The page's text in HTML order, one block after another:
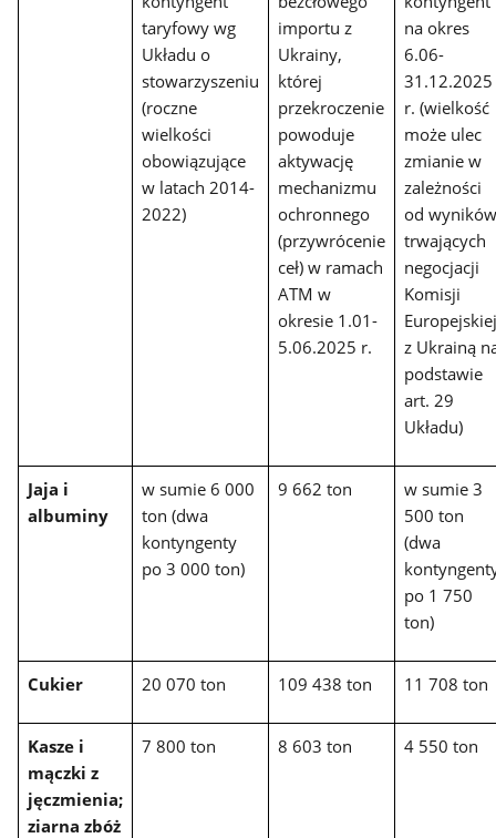
taryfowy wg
Układu o
stowarzyszeniu
(roczne
wielkości
obowiązujące
w latach 2014-
2022)
importu z
Ukrainy,
której
przekroczenie
powoduje
aktywację
mechanizmu
ochronnego
(przywrócenie
ceł) w ramach
ATM w
okresie 1.01-
5.06.2025 r.
na okres
6.06-
31.12.2025
r. (wielkość
może ulec
zmianie w
zależności
od
trwających
negocjacji
Komisji
z Ukrainą
podstawie
art. 29
Układu)
Jaja i
albuminy
w sumie 6 000
ton (dwa
kontyngenty
po 3 000 ton)
9 662 ton
w sumie 3
500 ton
(dwa
po 1 750
ton)
Cukier 20 070 ton 109 438 ton 11 708 ton
Kasze i
mączki z
jęczmienia;
ziarna zbóż
7 800 ton 8 603 ton 4 550 ton